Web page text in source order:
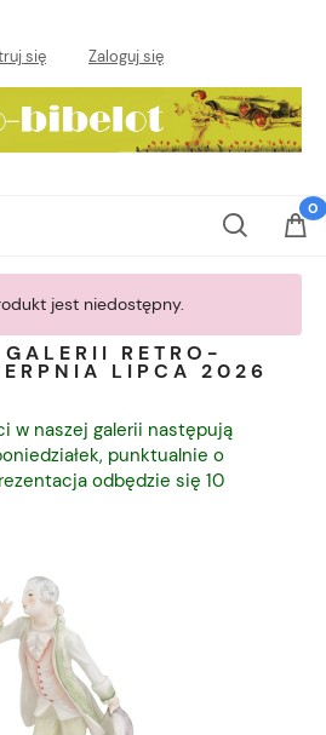
się Zaloguj się
jest niedostępny.
RETRO-
LIPCA 2026
w naszej galerii następują
punktualnie o
odbędzie się 10